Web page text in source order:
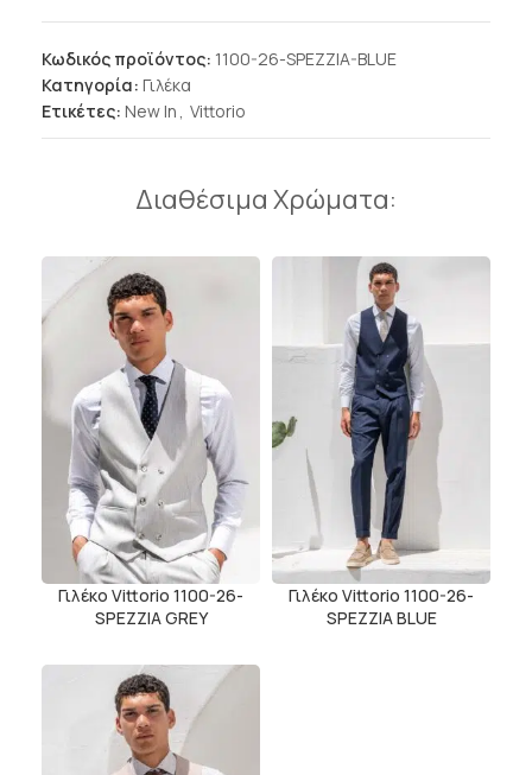
Κωδικός προϊόντος: 1100-26-SPEZZIA-BLUE
Κατηγορία: Γιλέκα
Ετικέτες: New In , Vittorio
Διαθέσιμα Χρώματα:
Γιλέκο Vittorio 1100-26-
SPEZZIA GREY
Γιλέκο Vittorio 1100-26-
SPEZZIA BLUE